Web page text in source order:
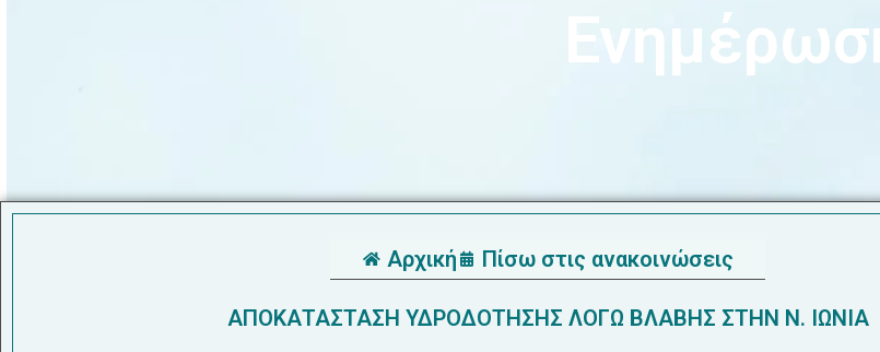
Αρχική Πίσω στις ανακοινώσεις
ΑΠΟΚΑΤΑΣΤΑΣΗ ΥΔΡΟΔΟΤΗΣΗΣ ΛΟΓΩ ΒΛΑΒΗΣ ΣΤΗΝ Ν. ΙΩΝΙΑ